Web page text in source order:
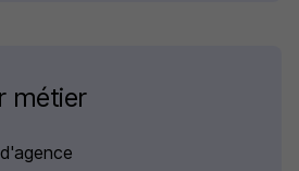
métier